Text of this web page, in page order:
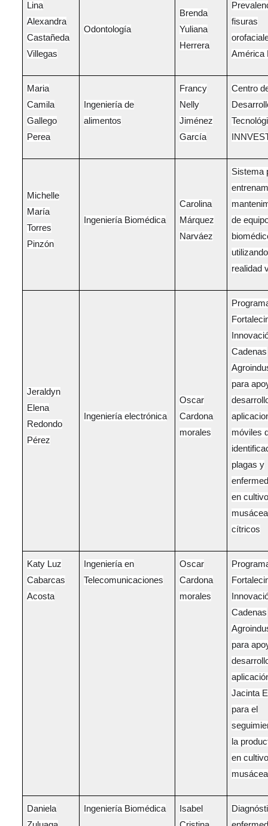
Lina
Alexandra
Castañeda
Villegas
Odontología
Brenda
Yuliana
Herrera
fisuras
América
Maria
Camila
Gallego
Perea
Ingeniería de
alimentos
Francy
Nelly
Jiménez
García
Centro
Michelle
María
Torres
Pinzón
Ingeniería Biomédica
Carolina
Márquez
Narváez
Sistema
de
utilizando
realidad
Jeraldyn
Elena
Redondo
Pérez
Ingeniería electrónica
Oscar
Cardona
morales
Cadenas
para
móviles
plagas y
en
cítricos
Katy Luz
Cabarcas
Acosta
Ingeniería en
Telecomunicaciones
Oscar
Cardona
morales
Cadenas
para
Jacinta
para el
la
en
Daniela
Ingeniería Biomédica
Isabel